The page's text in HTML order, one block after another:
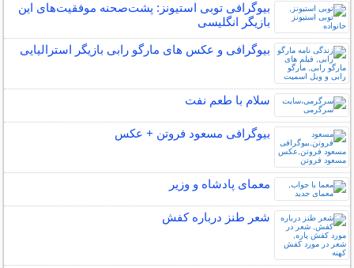
بیوگرافی توبی استیونز: پشت‌صحنه موفقیت‌های این
بازیگر انگلیسی
بیوگرافی و عکس های مارگو رابی بازیگر استرالیایی
سلام با طعم نفت
بیوگرافی مسعود فروتن + عکس
معمای پادشاه و وزیر
شعر طنز درباره کفش